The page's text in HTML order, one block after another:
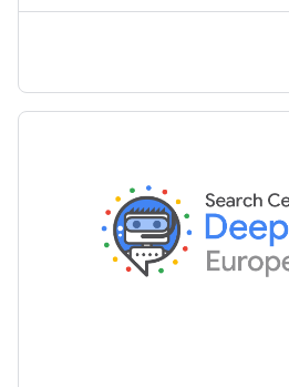
型，可帮助网站所有者和创作者了